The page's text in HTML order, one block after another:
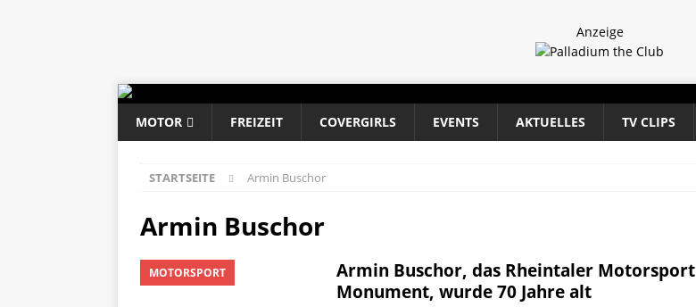
Anzeige
MOTOR FREIZEIT COVERGIRLS EVENTS AKTUELLES TV CLIPS
STARTSEITE Armin Buschor
Armin Buschor
MOTORSPORT
Armin Buschor, das Rheintaler Motorsport
Monument, wurde 70 Jahre alt